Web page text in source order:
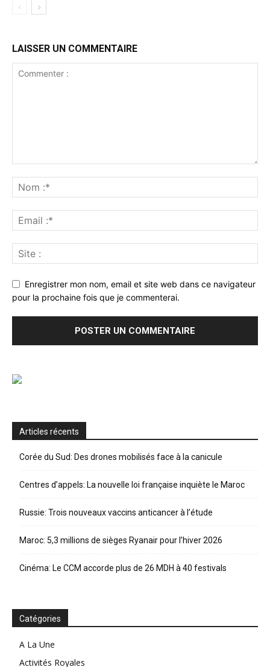
LAISSER UN COMMENTAIRE
Enregistrer mon nom, email et site web dans ce navigateur
pour la prochaine fois que je commenterai.
Articles récents
Corée du Sud: Des drones mobilisés face à la canicule
Centres d’appels: La nouvelle loi française inquiète le Maroc
Russie: Trois nouveaux vaccins anticancer à l’étude
Maroc: 5,3 millions de sièges Ryanair pour l’hiver 2026
Cinéma: Le CCM accorde plus de 26 MDH à 40 festivals
Catégories
A La Une
Activités Royales